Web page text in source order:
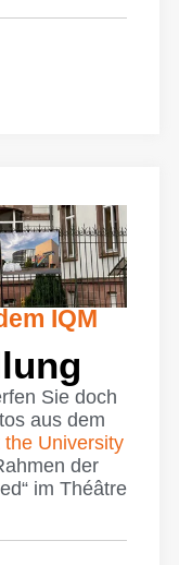
IQM
Sie doch
aus dem
University
der
im Théâtre